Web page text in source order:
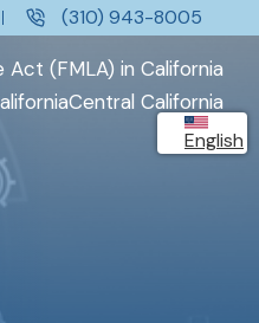
(310) 943-8005
Act (FMLA) in California
Central California
English